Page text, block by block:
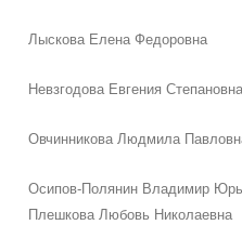
Лыскова Елена Федоровна
Невзгодова Евгения Степановна
Овчинникова Людмила
Осипов-Полянин Владимир
Плешкова Любовь Николаевна